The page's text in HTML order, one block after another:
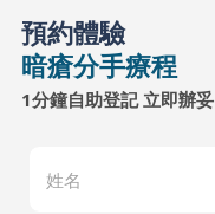
預約體驗
暗瘡分手療程
1分鐘自助登記 立即辦妥